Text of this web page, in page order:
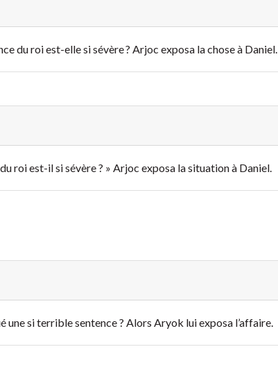
du roi est-elle si sévère ? Arjoc exposa la chose à Daniel.
roi est-il si sévère ? » Arjoc exposa la situation à Daniel.
si terrible sentence ? Alors Aryok lui exposa l’affaire.